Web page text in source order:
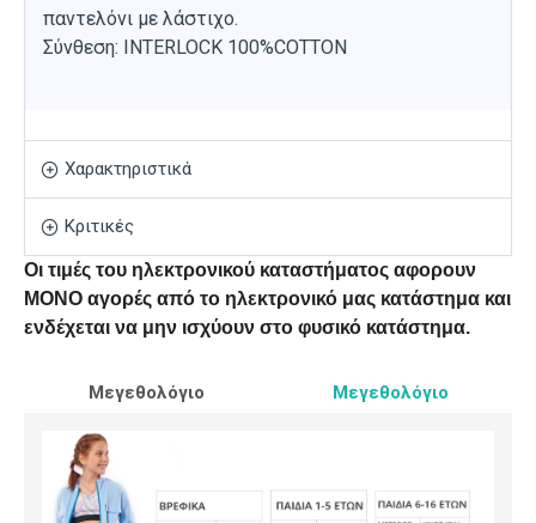
παντελόνι με λάστιχο.
Σύνθεση: INTERLOCK 100%COTTON
Χαρακτηριστικά
Κριτικές
Οι τιμές του ηλεκτρονικού καταστήματος αφορουν
ΜΟΝΟ αγορές από το ηλεκτρονικό μας κατάστημα και
ενδέχεται να μην ισχύουν στο φυσικό κατάστημα.
Μεγεθολόγιο Μεγεθολόγιο